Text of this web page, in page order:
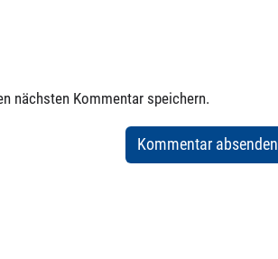
nächsten Kommentar speichern.